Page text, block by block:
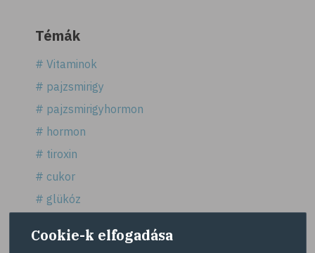
Témák
# Vitaminok
# pajzsmirigy
# pajzsmirigyhormon
# hormon
# tiroxin
# cukor
# glükóz
# fruktóz
Cookie-k elfogadása